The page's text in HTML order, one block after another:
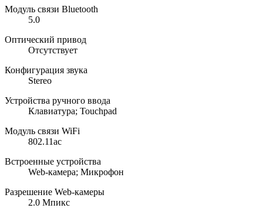
Модуль связи Bluetooth
5.0
Оптический привод
Отсутствует
Конфигурация звука
Stereo
Устройства ручного ввода
Клавиатура; Touchpad
Модуль связи WiFi
802.11ac
Встроенные устройства
Web-камера; Микрофон
Разрешение Web-камеры
2.0 Мпикс